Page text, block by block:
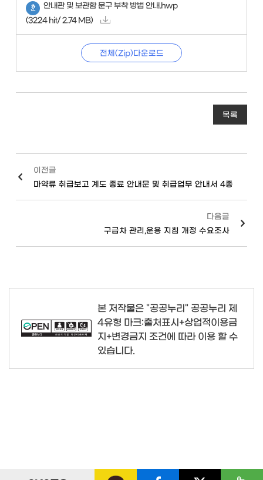
안내판 및 보관함 문구 부착 방법 안내.hwp
(3224 hit/ 2.74 MB)
전체(Zip)다운로드
목록
이전글
마약류 취급보고 계도 종료 안내문 및 취급업무 안내서 4종
다음글
구급차 관리,운용 지침 개정 수요조사
본 저작물은 "공공누리" 공공누리 제
4유형 마크:출처표시+상업적이용금
지+변경금지 조건에 따라 이용 할 수
있습니다.